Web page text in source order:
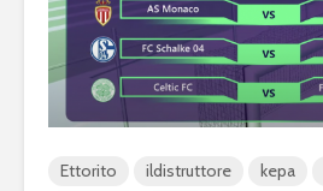
Ettorito ildistruttore kepa